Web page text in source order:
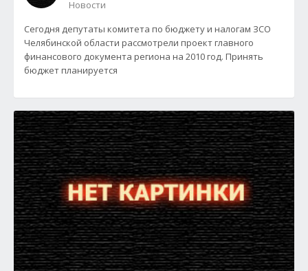
Новости
Сегодня депутаты комитета по бюджету и налогам ЗСО
Челябинской области рассмотрели проект главного
финансового документа региона на 2010 год. Принять
бюджет планируется